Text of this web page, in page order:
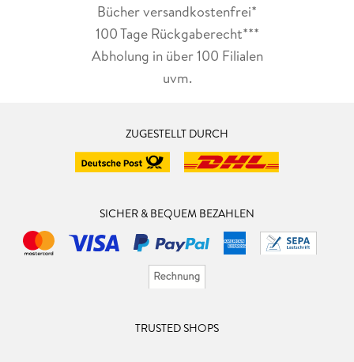
Bücher versandkostenfrei*
100 Tage Rückgaberecht***
Abholung in über 100 Filialen
uvm.
ZUGESTELLT DURCH
SICHER & BEQUEM BEZAHLEN
TRUSTED SHOPS